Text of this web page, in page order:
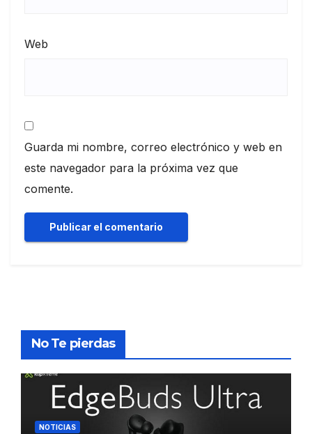
Web
Guarda mi nombre, correo electrónico y web en
este navegador para la próxima vez que
comente.
No Te pierdas
NOTICIAS